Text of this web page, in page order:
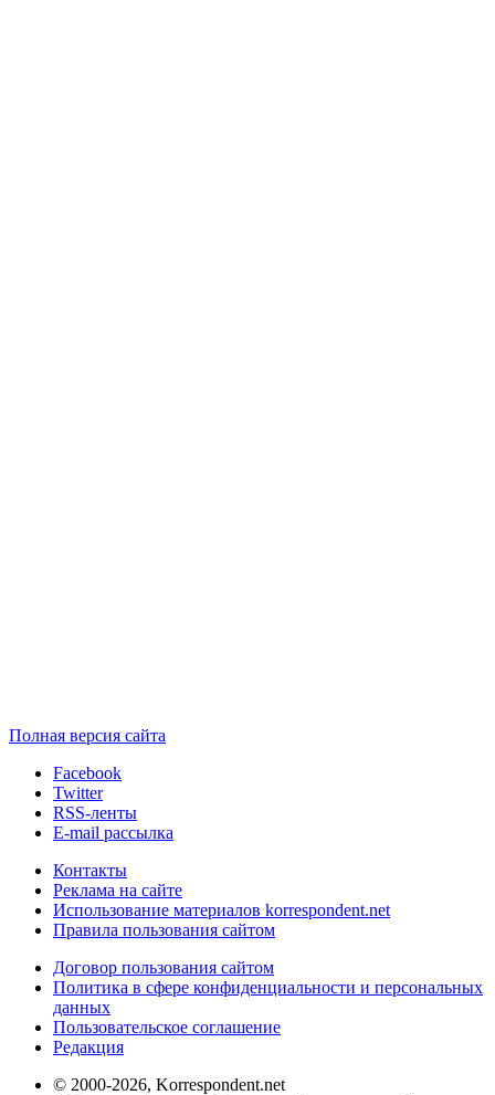
Полная версия сайта
Facebook
Twitter
RSS-ленты
E-mail рассылка
Контакты
Реклама на сайте
Использование материалов korrespondent.net
Правила пользования сайтом
Договор пользования сайтом
Политика в сфере конфиденциальности и персональных
данных
Пользовательское соглашение
Редакция
© 2000-2026, Korrespondent.net